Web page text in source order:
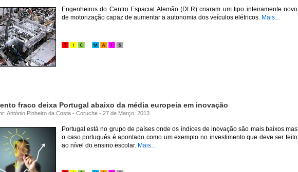
Engenheiros do Centro Espacial Alemão (DLR) criaram um tipo inteiramente novo
de motorização capaz de aumentar a autonomia dos veículos elétricos. Mais…
fraco deixa Portugal abaixo da média europeia em inovação
António Pinheiro da Costa - Coruche - 27 de Março, 2013
Portugal está no grupo de países onde os índices de inovação são mais baixos mas
o caso português é apontado como um exemplo no investimento que deve ser feito
ao nível do ensino escolar. Mais…